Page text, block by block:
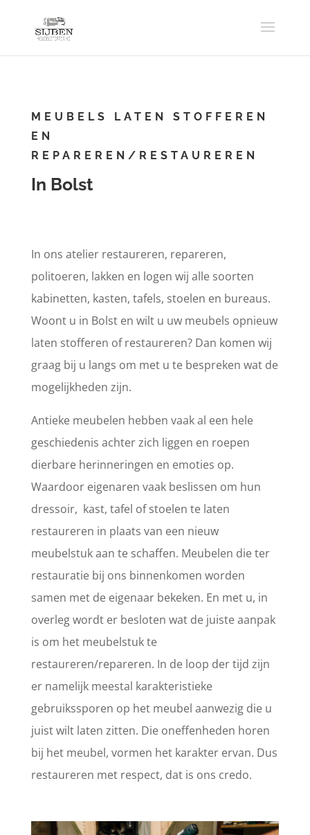
MEUBELS LATEN STOFFEREN
EN
REPAREREN/RESTAUREREN
In Bolst
In ons atelier restaureren, repareren,
politoeren, lakken en logen wij alle soorten
kabinetten, kasten, tafels, stoelen en bureaus.
Woont u in Bolst en wilt u uw meubels opnieuw
laten stofferen of restaureren? Dan komen wij
graag bij u langs om met u te bespreken wat de
mogelijkheden zijn.
Antieke meubelen hebben vaak al een hele
geschiedenis achter zich liggen en roepen
dierbare herinneringen en emoties op.
Waardoor eigenaren vaak beslissen om hun
dressoir, kast, tafel of stoelen te laten
restaureren in plaats van een nieuw
meubelstuk aan te schaffen. Meubelen die ter
restauratie bij ons binnenkomen worden
samen met de eigenaar bekeken. En met u, in
overleg wordt er besloten wat de juiste aanpak
is om het meubelstuk te
restaureren/repareren. In de loop der tijd zijn
er namelijk meestal karakteristieke
gebruikssporen op het meubel aanwezig die u
juist wilt laten zitten. Die oneffenheden horen
bij het meubel, vormen het karakter ervan. Dus
restaureren met respect, dat is ons credo.